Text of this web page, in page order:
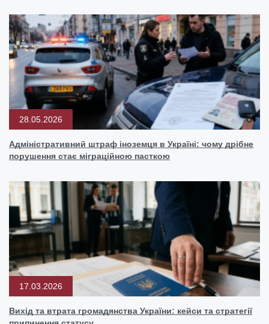
28.05.2026
Адміністративний штраф іноземця в Україні: чому дрібне
порушення стає міграційною пасткою
17.03.2026
Вихід та втрата громадянства України: кейси та стратегії